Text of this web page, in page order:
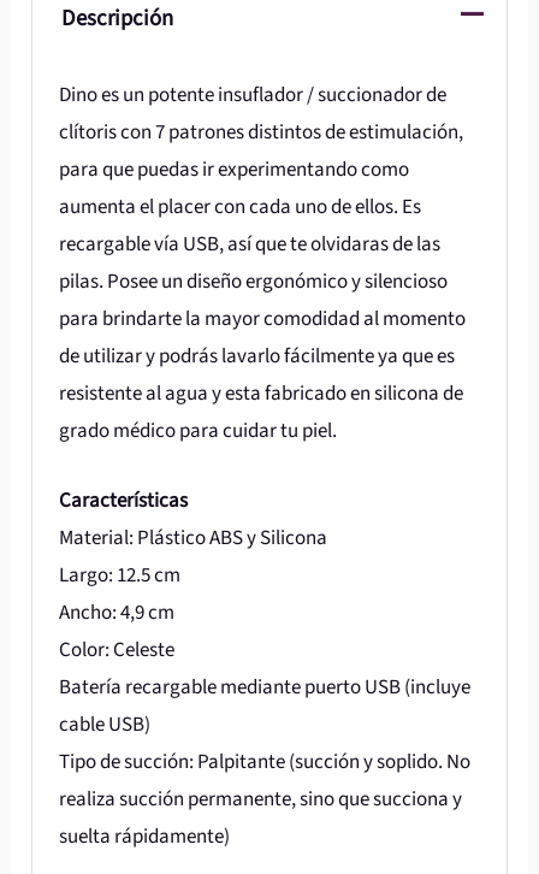
Descripción
Dino es un potente insuflador / succionador de
clítoris con 7 patrones distintos de estimulación,
para que puedas ir experimentando como
aumenta el placer con cada uno de ellos. Es
recargable vía USB, así que te olvidaras de las
pilas. Posee un diseño ergonómico y silencioso
para brindarte la mayor comodidad al momento
de utilizar y podrás lavarlo fácilmente ya que es
resistente al agua y esta fabricado en silicona de
grado médico para cuidar tu piel.
Características
Material: Plástico ABS y Silicona
Largo: 12.5 cm
Ancho: 4,9 cm
Color: Celeste
Batería recargable mediante puerto USB (incluye
cable USB)
Tipo de succión: Palpitante (succión y soplido. No
realiza succión permanente, sino que succiona y
suelta rápidamente)